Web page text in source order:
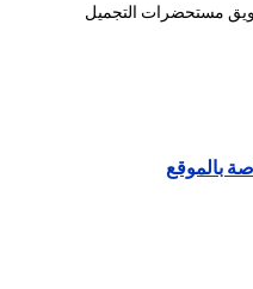
مستحضرات التجميل
بالموقع